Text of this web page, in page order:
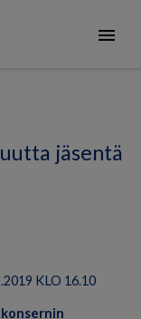
menu
jäsentä
KLO 16.10